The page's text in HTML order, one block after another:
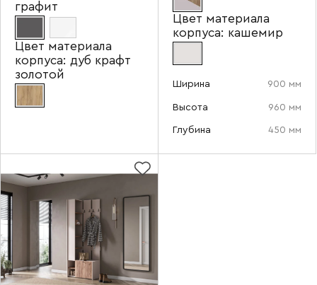
графит
Цвет материала
корпуса: дуб крафт
золотой
Цвет материала
корпуса: кашемир
Ширина 900 мм
Высота 960 мм
Глубина 450 мм